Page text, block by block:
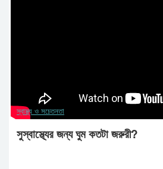
স্বাস্থ্য ও সচেতনতা
সুস্বাস্থ্যের জন্য ঘুম কতটা জরুরী?